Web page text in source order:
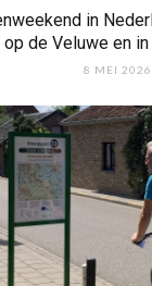
in
op de Veluwe en
8 MEI 2026